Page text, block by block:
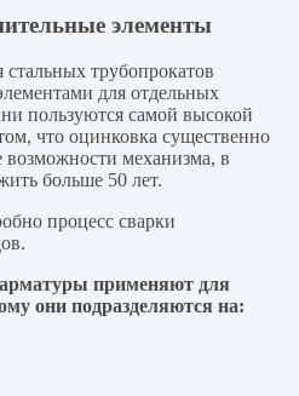
элементы
трубопрокатов
для отдельных
пользуются самой высокой
что оцинковка существенно
механизма, в
больше 50 лет.
процесс сварки
применяют для
они подразделяются на: